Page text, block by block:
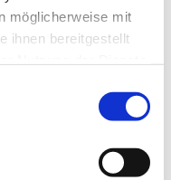
möglicherweise mit
ihnen bereitgestellt